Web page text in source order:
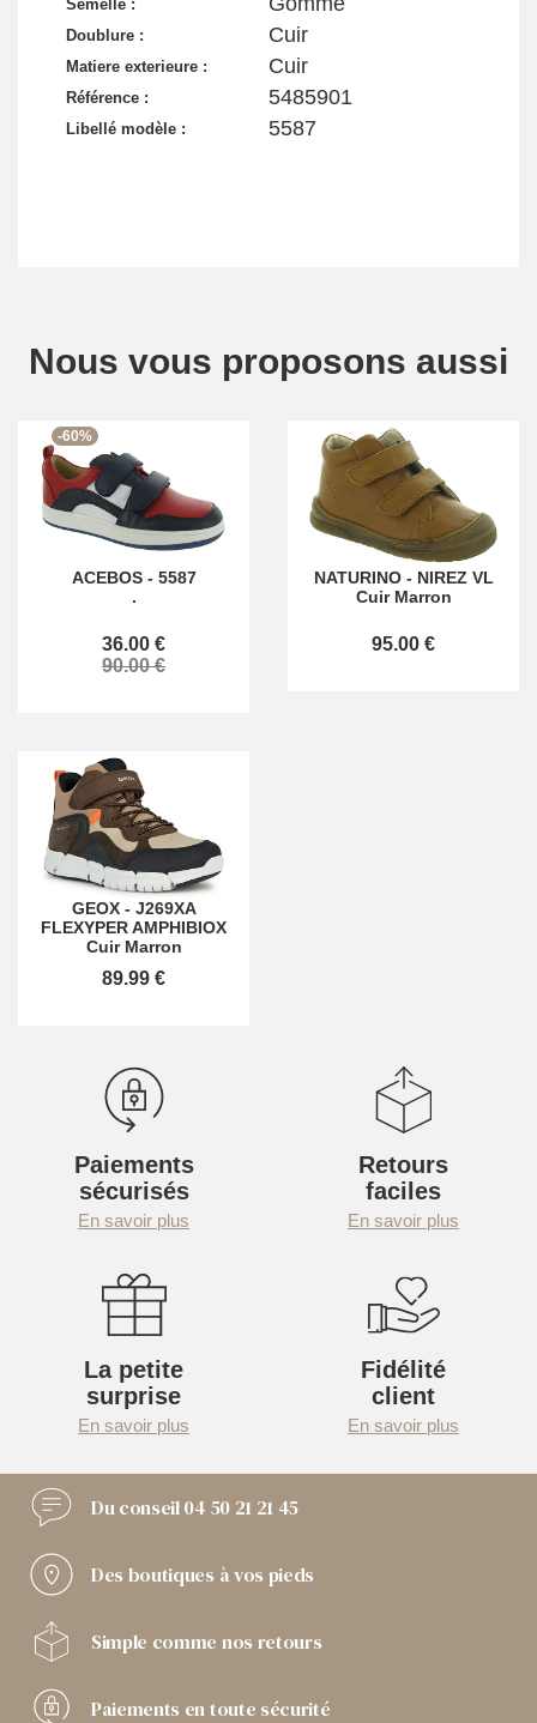
Semelle :
Doublure : Cuir
Matiere exterieure : Cuir
Référence : 5485901
Libellé modèle : 5587
Nous vous proposons aussi
-60%
ACEBOS- 5587
.
36.00 €
90.00 €
NATURINO- NIREZ VL
Cuir Marron
95.00 €
GEOX- J269XA
FLEXYPER AMPHIBIOX
Cuir Marron
89.99 €
Paiements
sécurisés
En savoir plus
Retours
faciles
En savoir plus
La petite
surprise
En savoir plus
Fidélité
client
En savoir plus
Du conseil04 50 21 21 45
Des boutiques à vos pieds
Simple comme nos retours
Paiements en toute sécurité